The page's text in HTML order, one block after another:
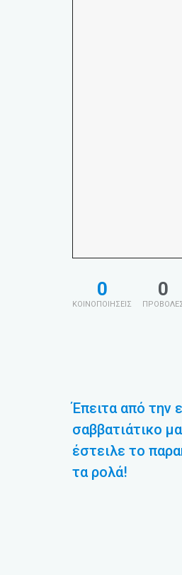
0
ΚΟΙΝΟΠΟΙΗΣΕΙΣ
0
Έπειτα από την
σαββατιάτικο
έστειλε το
τα ρολά!